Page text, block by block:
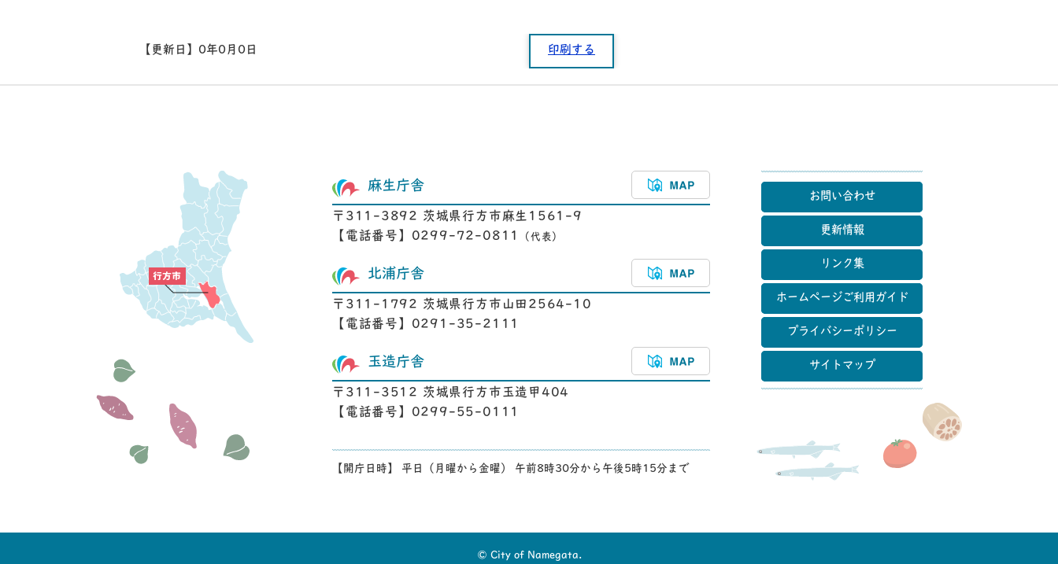
【更新日】 0年0月0日 印刷する
麻生庁舎
〒311-3892 茨城県行方市麻生1561-9
【電話番号】0299-72-0811
（代表）
マップ
北浦庁舎
〒311-1792 茨城県行方市山田2564-10
【電話番号】0291-35-2111
玉造庁舎
〒311-3512 茨城県行方市玉造甲404
【電話番号】0299-55-0111
【開庁日時】 平日（月曜から金曜） 午前8時30分から午後5時15分まで
お問い合わせ
更新情報
リンク集
ホームページご利用ガイド
プライバシーポリシー
サイトマップ
© City of Namegata.